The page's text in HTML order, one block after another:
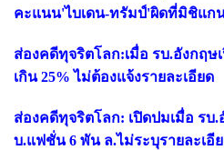
คะแนน'ไบเดน-ทรัมป์'ผิดที่มิชิแก
ส่องคดีทุจริตโลก:เมื่อ รบ.อังกฤษ
เกิน 25% ไม่ต้องแจ้งรายละเอียด
ส่องคดีทุจริตโลก: เปิดปมเมื่อ ร
บ.แฟชั่น 6 พัน ล.ไม่ระบุรายละเอี